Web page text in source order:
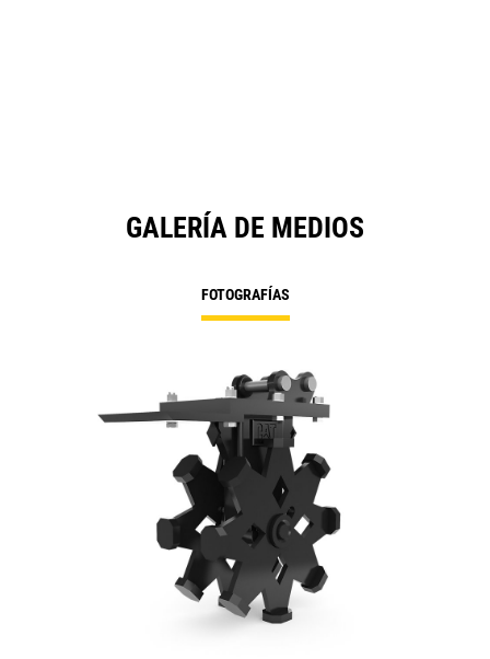
GALERÍA DE MEDIOS
FOTOGRAFÍAS